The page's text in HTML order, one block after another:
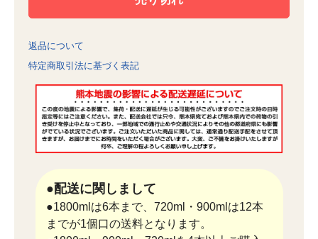
返品について
特定商取引法に基づく表記
●配送に関しまして
●1800mlは6本まで、720ml・900mlは12本
までが1個口の送料となります。